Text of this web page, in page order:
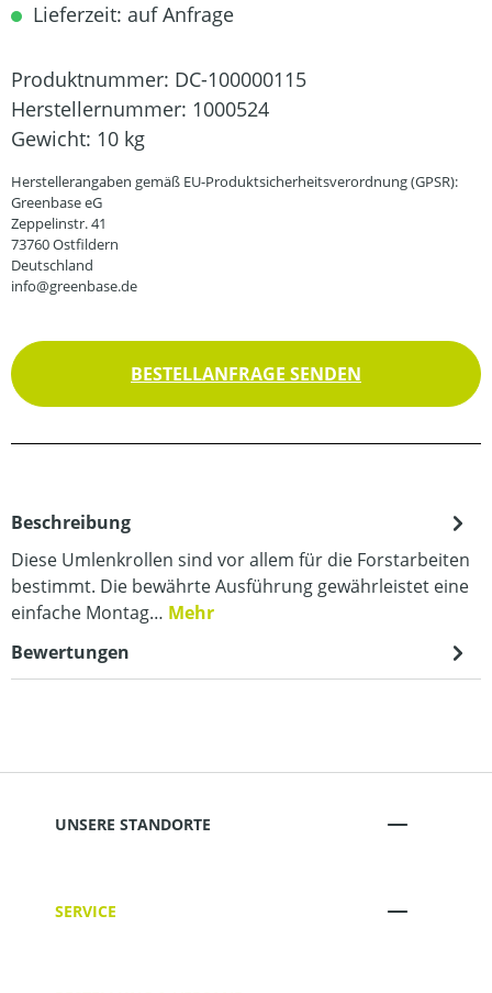
Lieferzeit: auf Anfrage
Produktnummer: DC-100000115
Herstellernummer: 1000524
Gewicht: 10 kg
Herstellerangaben gemäß EU-Produktsicherheitsverordnung (GPSR):
Greenbase eG
Zeppelinstr. 41
73760 Ostfildern
Deutschland
info@greenbase.de
BESTELLANFRAGE SENDEN
Beschreibung
Diese Umlenkrollen sind vor allem für die Forstarbeiten
bestimmt. Die bewährte Ausführung gewährleistet eine
einfache Montag… Mehr
Bewertungen
UNSERE STANDORTE
SERVICE